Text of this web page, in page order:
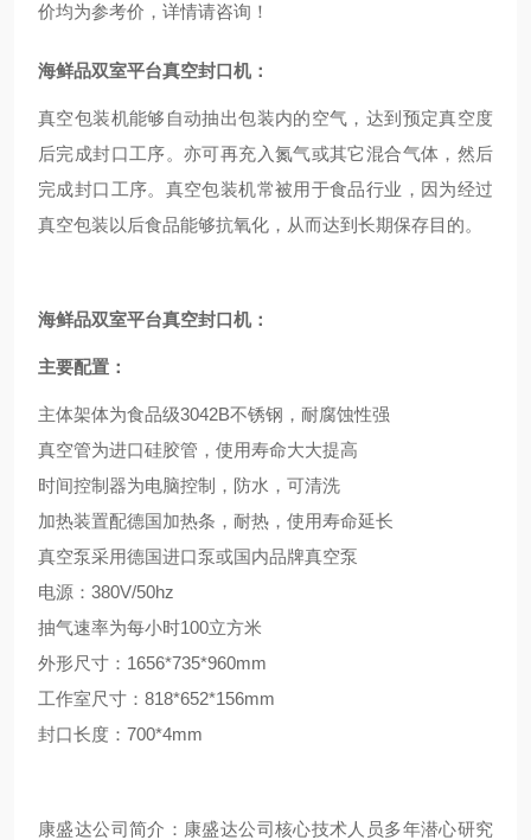
价均为参考价，详情请咨询！
海鲜品双室平台真空封口机 ：
真空包装机能够自动抽出包装内的空气，达到预定真空度
后完成封口工序。亦可再充入氮气或其它混合气体，然后
完成封口工序。真空包装机常被用于食品行业，因为经过
真空包装以后食品能够抗氧化，从而达到长期保存目的。
海鲜品双室平台真空封口机：
主要配置：
主体架体为食品级3042B不锈钢，耐腐蚀性强
真空管为进口硅胶管，使用寿命大大提高
时间控制器为电脑控制，防水，可清洗
加热装置配德国加热条，耐热，使用寿命延长
真空泵采用德国进口泵或国内品牌真空泵
电源：380V/50hz
抽气速率为每小时100立方米
外形尺寸：1656*735*960mm
工作室尺寸：818*652*156mm
封口长度：700*4mm
康盛达公司简介：康盛达公司核心技术人员多年潜心研究